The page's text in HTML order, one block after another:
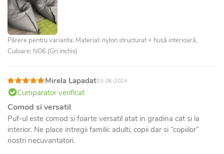
Părere pentru varianta: Material: nylon structurat + husă interioară,
Culoare: N06 (Gri inchis)
Mirela Lapadat03-06-2024
Cumparator verificat
Comod si versatil
Puf-ul este comod si foarte versatil atat in gradina cat si la
interior. Ne place intregii familii: adulti, copii dar si “copiilor”
nostri necuvantatori.